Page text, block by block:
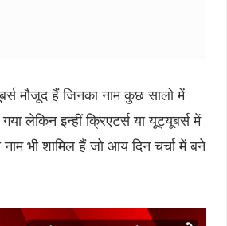
मौजूद हैं जिनका नाम कुछ सालो में
लेकिन इन्हीं क्रिएटर्स या यूट्यूबर्स में
भी शामिल हैं जो आय दिन चर्चा में बने